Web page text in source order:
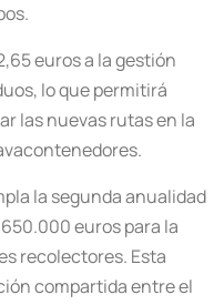
euros a la gestión
lo que permitirá
las nuevas rutas en la
la segunda anualidad
euros para la
recolectores. Esta
compartida entre el